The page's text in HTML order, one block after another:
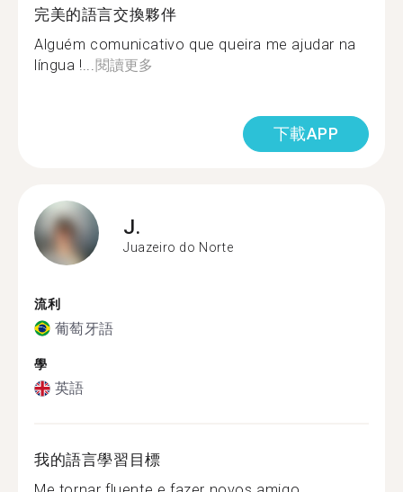
完美的語言交換夥伴
Alguém comunicativo que queira me ajudar na
língua !...閱讀更多
下載APP
J.
Juazeiro do Norte
流利
葡萄牙語
學
英語
我的語言學習目標